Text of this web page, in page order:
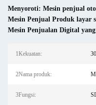
Menyoroti: Mesin penjual
Mesin Penjual Produk layar
Mesin Penjualan Digital
1Kekuatan:
2Nama produk:
3Fungsi: